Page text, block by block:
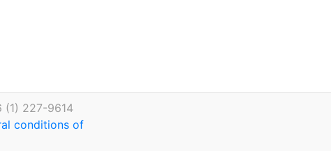
227-9614
conditions of